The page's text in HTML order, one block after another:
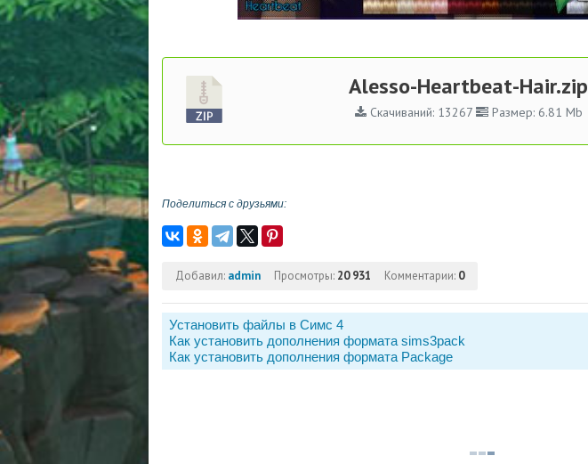
Alesso-Heartbeat-Hair.zip
Скачиваний: 13267 Размер: 6.81 Mb
Поделиться с друзьями:
Добавил: admin Просмотры: 20 931 Комментарии: 0
Установить файлы в Симс 4
Как установить дополнения формата sims3pack
Как установить дополнения формата Package